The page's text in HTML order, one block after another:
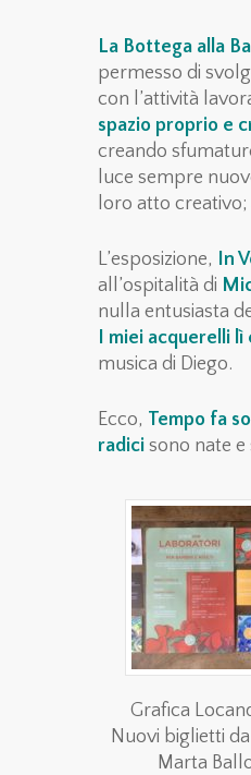
La Bottega alla
permesso di
con l’attività
spazio proprio e
creando
luce sempre
loro atto
L’esposizione, In
all’ospitalità di
nulla entusiasta
I miei acquerelli
musica di Diego.
Ecco, Tempo fa
radici sono nate
Grafica
Nuovi biglietti
Marta